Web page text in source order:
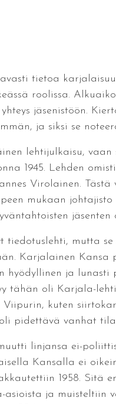
tietoa
roolissa.
jäsenistöön.
ja siksi se
lehtijulkaisu, vaan
1945. Lehden
Virolainen.
mukaan
jäsenten
mutta
Karjalainen
ja
tähän oli Karjala-
kuten
pidettävä vanhat
linjansa ei-
Kansalla ei
1958. Sitä
asioista ja muisteltiin